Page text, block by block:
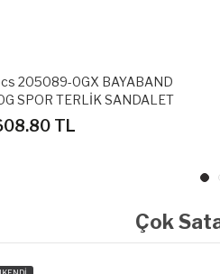
Adidas GY5543 HOOPS
SPOR AYAKKABI
3,358.80 TL
Çok